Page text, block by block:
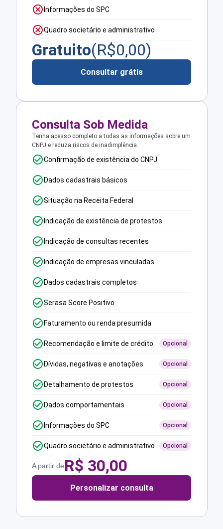
Informações do SPC
Quadro societário e administrativo
Gratuito(R$0,00)
Consultar grátis
Consulta Sob Medida
Tenha acesso completo a todas as informações sobre um
CNPJ e reduza riscos de inadimplência.
Confirmação de existência do CNPJ
Dados cadastrais básicos
Situação na Receita Federal
Indicação de existência de protestos
Indicação de consultas recentes
Indicação de empresas vinculadas
Dados cadastrais completos
Serasa Score Positivo
Faturamento ou renda presumida
Recomendação e limite de crédito Opcional
Dívidas, negativas e anotações Opcional
Detalhamento de protestos Opcional
Dados comportamentais Opcional
Informações do SPC Opcional
Quadro societário e administrativo Opcional
A partir deR$ 30,00
Personalizar consulta